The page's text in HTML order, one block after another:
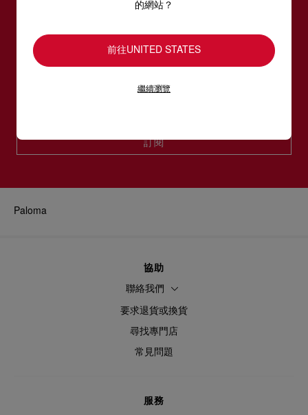
- 磁石袋扣
- 鏈帶長度：44.9吋／114厘米
- 垂下時鏈帶長度：21.7吋／55厘米
高5.5 x 長9 x 闊2.4厘米
訂閱LOUBOUTIN通訊
訂閱
Paloma
協助
聯絡我們
要求退貨或換貨
尋找專門店
常見問題
服務
的網站？
前往UNITED STATES
繼續瀏覽